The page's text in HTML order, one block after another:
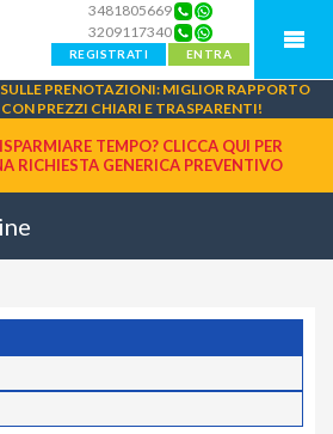
3481805669
3209117340
REGISTRATI ENTRA
PRENOTAZIONI: MIGLIOR RAPPORTO
PREZZI CHIARI E TRASPARENTI!
TEMPO? CLICCA QUI PER
RICHIESTA GENERICA PREVENTIVO